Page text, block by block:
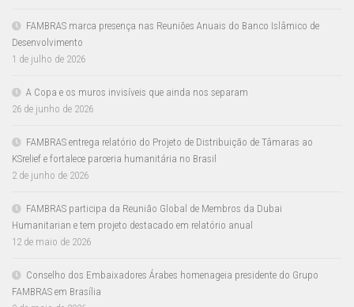
FAMBRAS marca presença nas Reuniões Anuais do Banco Islâmico de
Desenvolvimento
1 de julho de 2026
A Copa e os muros invisíveis que ainda nos separam
26 de junho de 2026
FAMBRAS entrega relatório do Projeto de Distribuição de Tâmaras ao
KSrelief e fortalece parceria humanitária no Brasil
2 de junho de 2026
FAMBRAS participa da Reunião Global de Membros da Dubai
Humanitarian e tem projeto destacado em relatório anual
12 de maio de 2026
Conselho dos Embaixadores Árabes homenageia presidente do Grupo
FAMBRAS em Brasília